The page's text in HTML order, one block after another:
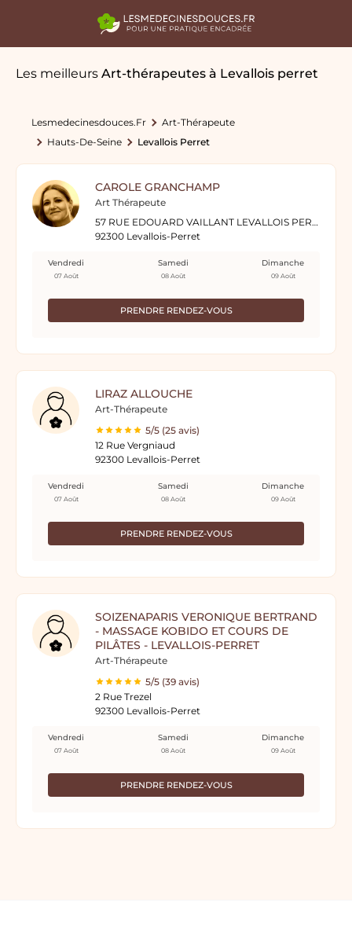
Les meilleurs Art-thérapeutes à Levallois perret
Lesmedecinesdouces.fr
Art-Thérapeute
Hauts-De-Seine
Levallois Perret
CAROLE GRANCHAMP
Art Thérapeute
57 RUE EDOUARD VAILLANT LEVALLOIS PERRET
92300 Levallois-Perret
PRENDRE RENDEZ-VOUS
Vendredi
07 Août
Samedi
08 Août
Dimanche
09 Août
LIRAZ ALLOUCHE
Art-Thérapeute
5/5 (25 avis)
12 Rue Vergniaud
92300 Levallois-Perret
PRENDRE RENDEZ-VOUS
Vendredi
07 Août
Samedi
08 Août
Dimanche
09 Août
SOIZENAPARIS VERONIQUE BERTRAND
- MASSAGE KOBIDO ET COURS DE
PILÂTES - LEVALLOIS-PERRET
Art-Thérapeute
5/5 (39 avis)
2 Rue Trezel
92300 Levallois-Perret
PRENDRE RENDEZ-VOUS
Vendredi
07 Août
Samedi
08 Août
Dimanche
09 Août